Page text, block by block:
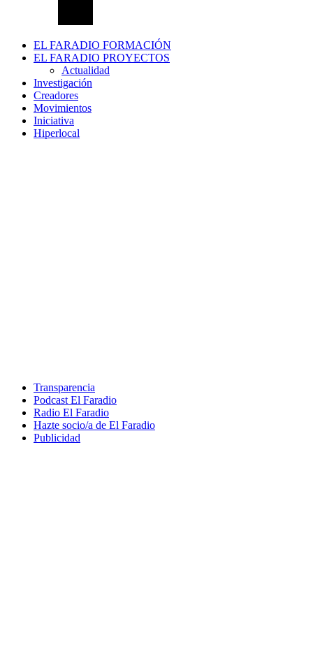
EL FARADIO FORMACIÓN
EL FARADIO PROYECTOS
Actualidad
Investigación
Creadores
Movimientos
Iniciativa
Hiperlocal
Transparencia
Podcast El Faradio
Radio El Faradio
Hazte socio/a de El Faradio
Publicidad